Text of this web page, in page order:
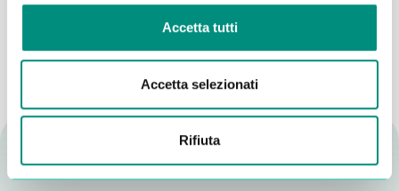
Accetta tutti
Accetta selezionati
Rifiuta
INVIA